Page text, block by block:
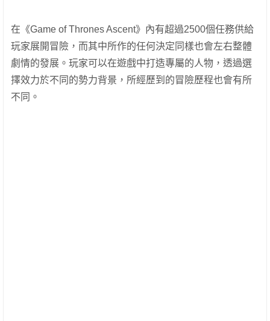
在《Game of Thrones Ascent》內有超過2500個任務供給
玩家展開冒險，而其中所作的任何決定同樣也會左右整體
劇情的發展。玩家可以在遊戲中打造專屬的人物，透過選
擇效力於不同的勢力背景，所經歷到的冒險歷程也會有所
不同。